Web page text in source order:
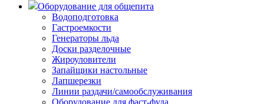
Оборудование для общепита
Водоподготовка
Гастроемкости
Генераторы льда
Доски разделочные
Жироуловители
Запайщики настольные
Лапшерезки
Линии раздачи/самообслуживания
Оборудование для фаст-фуда